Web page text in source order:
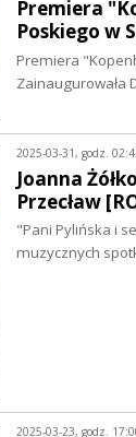
Premiera
Poskiego w
Premiera
Zainaugurowała
2025-03-31, godz.
Joanna
Przecław
"Pani Pylińska i
muzycznych
2025-03-23, godz.